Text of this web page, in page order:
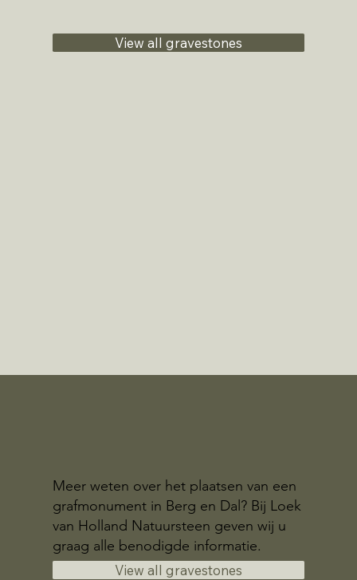
View all gravestones
Meer weten over het plaatsen van een
grafmonument in Berg en Dal? Bij Loek
van Holland Natuursteen geven wij u
graag alle benodigde informatie.
View all gravestones